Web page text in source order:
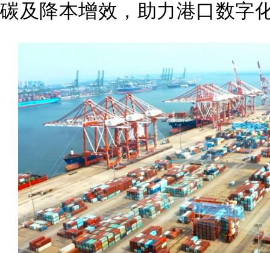
碳及降本增效，助力港口数字